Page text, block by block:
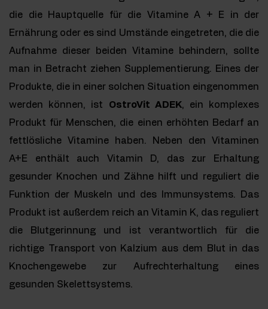
die die Hauptquelle für die Vitamine A + E in der
Ernährung oder es sind Umstände eingetreten, die die
Aufnahme dieser beiden Vitamine behindern, sollte
man in Betracht ziehen Supplementierung. Eines der
Produkte, die in einer solchen Situation eingenommen
werden können, ist OstroVit ADEK, ein komplexes
Produkt für Menschen, die einen erhöhten Bedarf an
fettlösliche Vitamine haben. Neben den Vitaminen
A+E enthält auch Vitamin D, das zur Erhaltung
gesunder Knochen und Zähne hilft und reguliert die
Funktion der Muskeln und des Immunsystems. Das
Produkt ist außerdem reich an Vitamin K, das reguliert
die Blutgerinnung und ist verantwortlich für die
richtige Transport von Kalzium aus dem Blut in das
Knochengewebe zur Aufrechterhaltung eines
gesunden Skelettsystems.